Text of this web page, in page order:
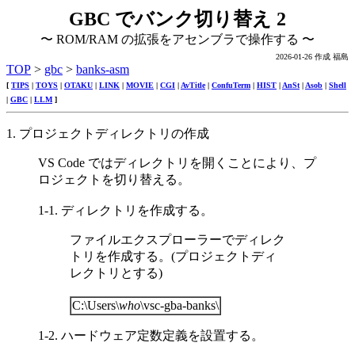
GBC でバンク切り替え 2
〜 ROM/RAM の拡張をアセンブラで操作する 〜
2026-01-26 作成 福島
TOP > gbc > banks-asm
[ TIPS | TOYS | OTAKU | LINK | MOVIE | CGI | AvTitle| ConfuTerm | HIST | AnSt | Asob | Shell
| GBC | LLM ]
1. プロジェクトディレクトリの作成
VS Code ではディレクトリを開くことにより、プ
ロジェクトを切り替える。
1-1. ディレクトリを作成する。
ファイルエクスプローラーでディレク
トリを作成する。(プロジェクトディ
レクトリとする)
C:\Users\who\vsc-gba-banks\
1-2. ハードウェア定数定義を設置する。